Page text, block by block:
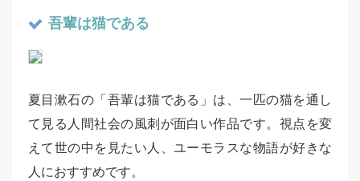
吾輩は猫である
夏目漱石の「吾輩は猫である」は、一匹の猫を通し
て見る人間社会の風刺が面白い作品です。視点を変
えて世の中を見たい人、ユーモラスな物語が好きな
人におすすめです。